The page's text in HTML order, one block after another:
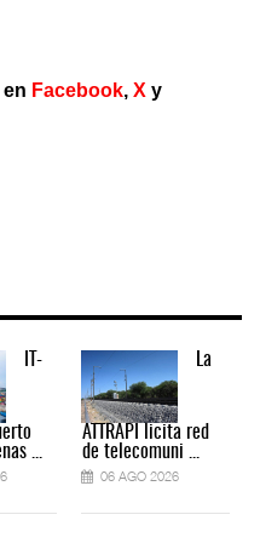
Facebook, X y
IT-
...
La
ATTRAPI licita red
de telecomuni ...
06 AGO 2026